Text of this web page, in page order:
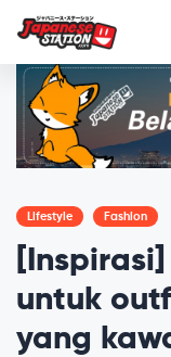
Lifestyle Fashion
untuk
yang